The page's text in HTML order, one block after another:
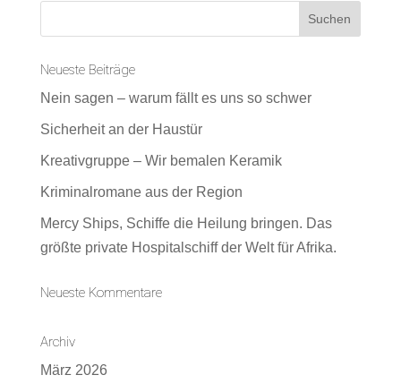
Neueste Beiträge
Nein sagen – warum fällt es uns so schwer
Sicherheit an der Haustür
Kreativgruppe – Wir bemalen Keramik
Kriminalromane aus der Region
Mercy Ships, Schiffe die Heilung bringen. Das
größte private Hospitalschiff der Welt für Afrika.
Neueste Kommentare
Archiv
März 2026